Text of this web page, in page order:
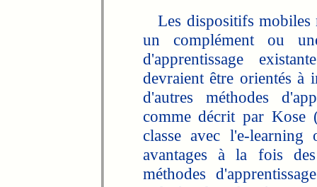
Les dispositifs mobiles
un complément ou
d'apprentissage
devraient être orientés à
d'autres méthodes
comme décrit par Kose
classe avec l'e-
avantages à la fois
méthodes